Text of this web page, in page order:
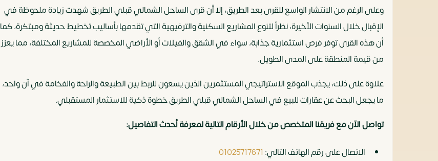
وعلى الرغم من الانتشار الواسع للقرى بعد الطريق، إلا أن قرى الساحل الشمالي قبلي الطريق شهدت زيادة ملحوظة في
الإقبال خلال السنوات الأخيرة، نظراً لتنوع المشاريع السكنية والترفيهية التي تقدمها بأساليب تخطيط حديثة ومبتكرة، كما
أن هذه القرى توفر فرص استثمارية جذابة، سواء في الشقق والفيلات أو الأراضي المخصصة للمشاريع المختلفة، مما يعزز
من قيمة المنطقة على المدى الطويل.
علاوة على ذلك، يجذب الموقع الاستراتيجي المستثمرين الذين يسعون للربط بين الطبيعة والراحة والفخامة في آن واحد،
ما يجعل البحث عن عقارات للبيع في الساحل الشمالي قبلي الطريق خطوة ذكية للاستثمار المستقبلي.
تواصل الآن مع فريقنا المتخصص من خلال الأرقام التالية لمعرفة أحدث التفاصيل:
الاتصال على رقم الهاتف التالي: 01025717671